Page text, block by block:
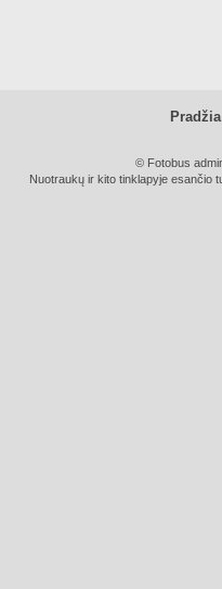
Pradžia
© Fotobus
Nuotraukų ir kito tinklapyje esančio